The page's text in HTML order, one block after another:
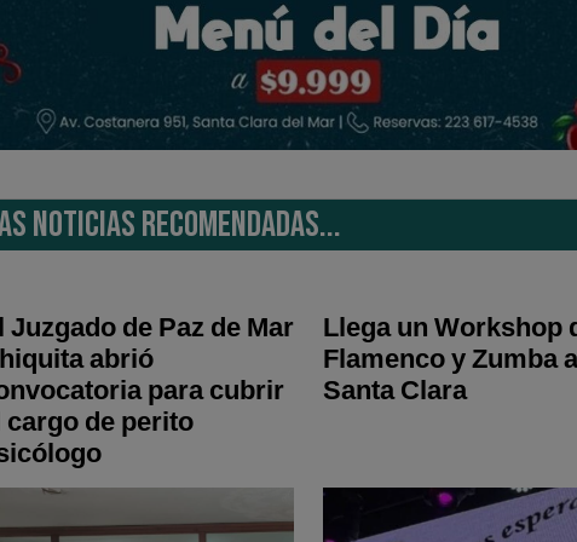
NOTICIAS RECOMENDADAS...
Juzgado de Paz de Mar
abrió
para cubrir
cargo de perito
Llega un Workshop
Flamenco y Zumba
Santa Clara